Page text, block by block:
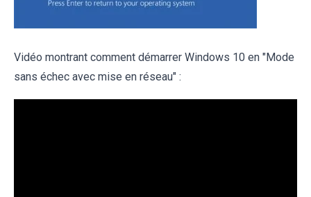
Vidéo montrant comment démarrer Windows 10 en "Mode
sans échec avec mise en réseau" :